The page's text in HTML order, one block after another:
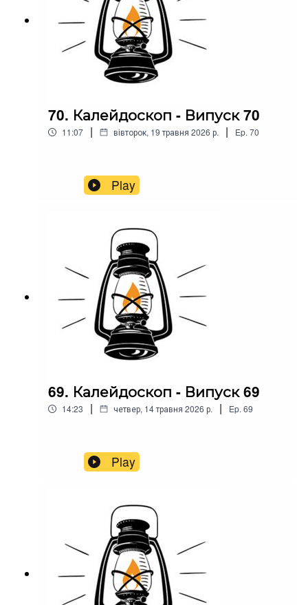
70. Калейдоскоп - Випуск 70
11:07 | вівторок, 19 травня 2026 р. | Ep. 70
Play
69. Калейдоскоп - Випуск 69
14:23 | четвер, 14 травня 2026 р. | Ep. 69
Play